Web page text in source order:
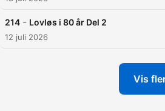
varetektsfengslingen av
de samme folka.
00:07:20 · Dette
214 - Lovløs i 80 år Del 2
12 juli 2026
Vis